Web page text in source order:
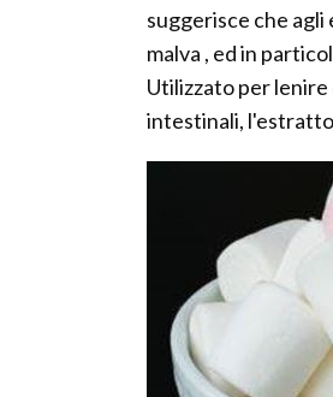
suggerisce che
malva , ed in
Utilizzato per lenire
intestinali,